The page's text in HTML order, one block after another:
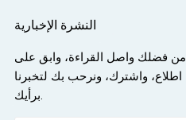
النشرة الإخبارية
من فضلك واصل القراءة، وابق على
اطلاع، واشترك، ونرحب بك لتخبرنا
برأيك.